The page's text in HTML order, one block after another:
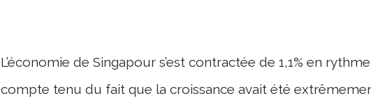
L’économie de Singapour s’est contractée de 1,1% en
compte tenu du fait que la croissance avait été